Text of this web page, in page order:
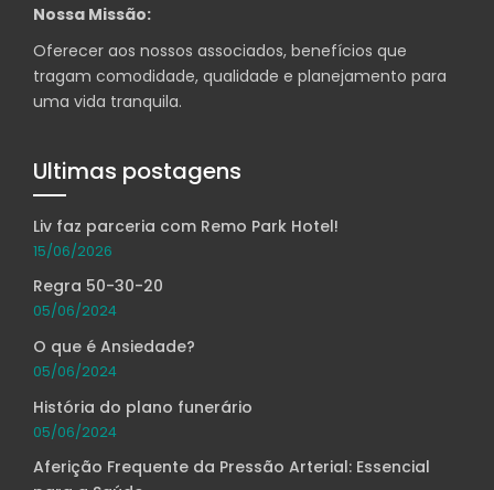
Nossa Missão:
Oferecer aos nossos associados, benefícios que
tragam comodidade, qualidade e planejamento para
uma vida tranquila.
Ultimas postagens
Liv faz parceria com Remo Park Hotel!
15/06/2026
Regra 50-30-20
05/06/2024
O que é Ansiedade?
05/06/2024
História do plano funerário
05/06/2024
Aferição Frequente da Pressão Arterial: Essencial